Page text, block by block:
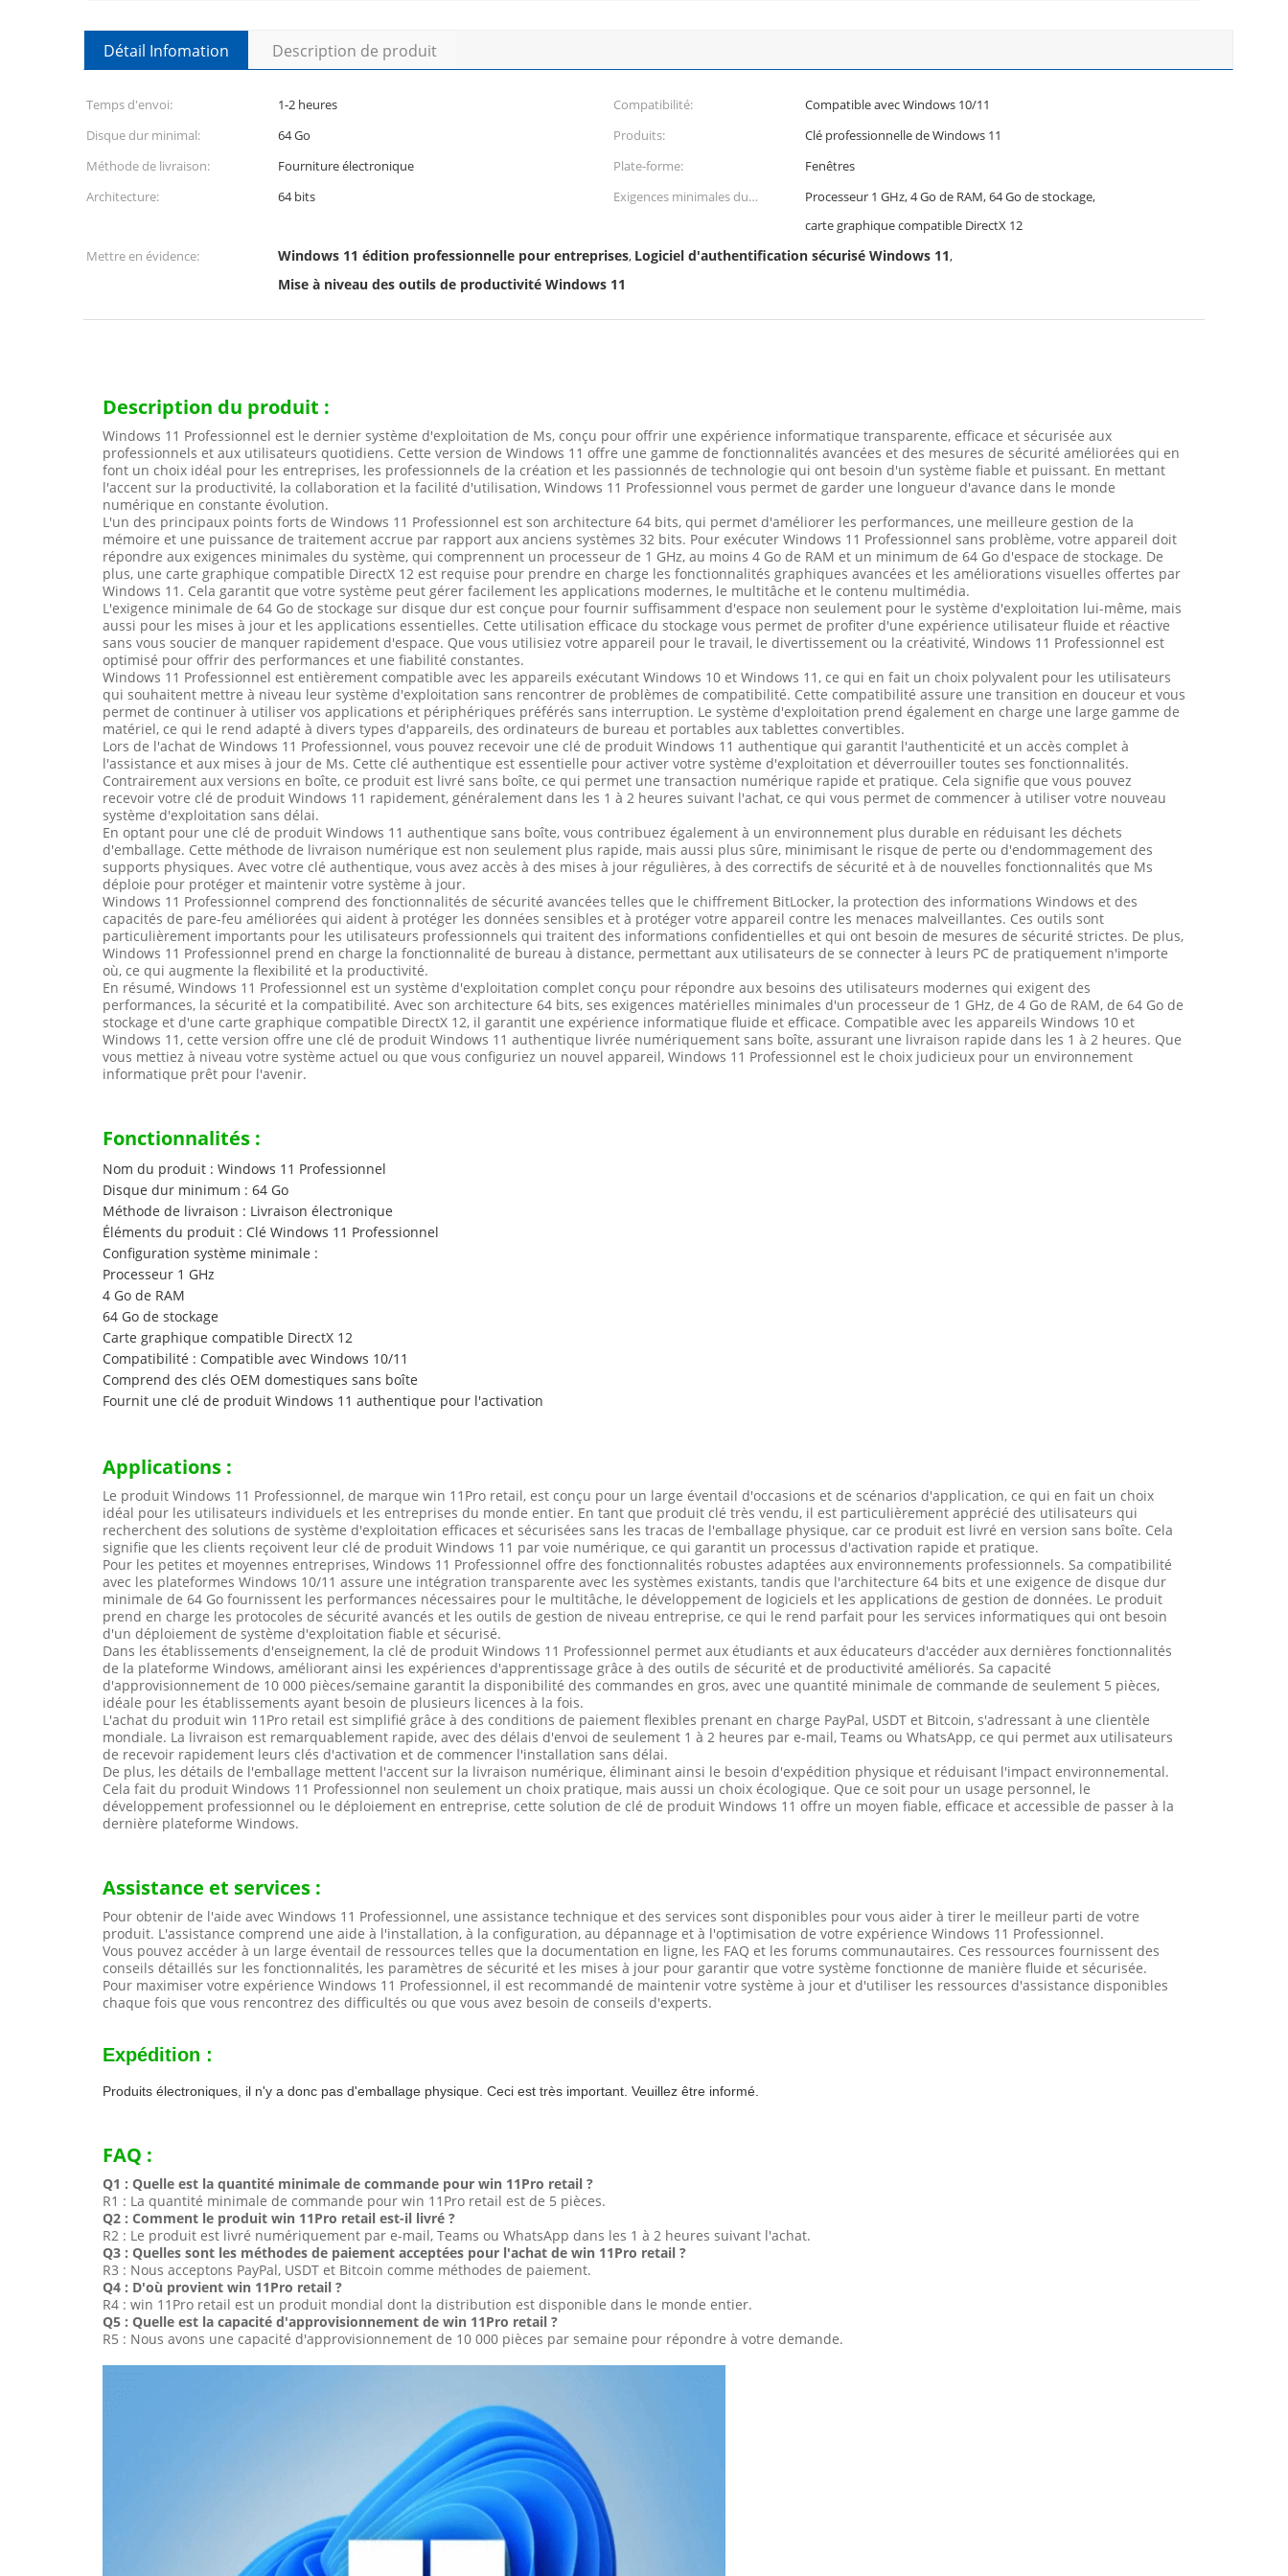
Détail Infomation Description de produit
Temps d'envoi: 1-2 heures Compatibilité:
Compatible avec Windows 10/11
Disque dur minimal:
64 Go Produits:
Clé professionnelle de Windows 11
Méthode de livraison:
Fourniture électronique Plate-forme:
Fenêtres
Architecture:
64 bits
Exigences minimales du
Processeur 1 GHz, 4 Go de RAM, 64 Go de stockage,
carte graphique compatible DirectX 12
Mettre en évidence:
Windows 11 édition professionnelle pour entreprises, Logiciel d'authentification sécurisé Windows 11,
Mise à niveau des outils de productivité Windows 11
Description du produit :
Windows 11 Professionnel est le dernier système d'exploitation de Ms, conçu pour offrir une expérience informatique transparente, efficace et sécurisée aux
professionnels et aux utilisateurs quotidiens. Cette version de Windows 11 offre une gamme de fonctionnalités avancées et des mesures de sécurité améliorées qui en
font un choix idéal pour les entreprises, les professionnels de la création et les passionnés de technologie qui ont besoin d'un système fiable et puissant. En mettant
l'accent sur la productivité, la collaboration et la facilité d'utilisation, Windows 11 Professionnel vous permet de garder une longueur d'avance dans le monde
numérique en constante évolution.
L'un des principaux points forts de Windows 11 Professionnel est son architecture 64 bits, qui permet d'améliorer les performances, une meilleure gestion de la
mémoire et une puissance de traitement accrue par rapport aux anciens systèmes 32 bits. Pour exécuter Windows 11 Professionnel sans problème, votre appareil doit
répondre aux exigences minimales du système, qui comprennent un processeur de 1 GHz, au moins 4 Go de RAM et un minimum de 64 Go d'espace de stockage. De
plus, une carte graphique compatible DirectX 12 est requise pour prendre en charge les fonctionnalités graphiques avancées et les améliorations visuelles offertes par
Windows 11. Cela garantit que votre système peut gérer facilement les applications modernes, le multitâche et le contenu multimédia.
L'exigence minimale de 64 Go de stockage sur disque dur est conçue pour fournir suffisamment d'espace non seulement pour le système d'exploitation lui-même, mais
aussi pour les mises à jour et les applications essentielles. Cette utilisation efficace du stockage vous permet de profiter d'une expérience utilisateur fluide et réactive
sans vous soucier de manquer rapidement d'espace. Que vous utilisiez votre appareil pour le travail, le divertissement ou la créativité, Windows 11 Professionnel est
optimisé pour offrir des performances et une fiabilité constantes.
Windows 11 Professionnel est entièrement compatible avec les appareils exécutant Windows 10 et Windows 11, ce qui en fait un choix polyvalent pour les utilisateurs
qui souhaitent mettre à niveau leur système d'exploitation sans rencontrer de problèmes de compatibilité. Cette compatibilité assure une transition en douceur et vous
permet de continuer à utiliser vos applications et périphériques préférés sans interruption. Le système d'exploitation prend également en charge une large gamme de
matériel, ce qui le rend adapté à divers types d'appareils, des ordinateurs de bureau et portables aux tablettes convertibles.
Lors de l'achat de Windows 11 Professionnel, vous pouvez recevoir une clé de produit Windows 11 authentique qui garantit l'authenticité et un accès complet à
l'assistance et aux mises à jour de Ms. Cette clé authentique est essentielle pour activer votre système d'exploitation et déverrouiller toutes ses fonctionnalités.
Contrairement aux versions en boîte, ce produit est livré sans boîte, ce qui permet une transaction numérique rapide et pratique. Cela signifie que vous pouvez
recevoir votre clé de produit Windows 11 rapidement, généralement dans les 1 à 2 heures suivant l'achat, ce qui vous permet de commencer à utiliser votre nouveau
système d'exploitation sans délai.
En optant pour une clé de produit Windows 11 authentique sans boîte, vous contribuez également à un environnement plus durable en réduisant les déchets
d'emballage. Cette méthode de livraison numérique est non seulement plus rapide, mais aussi plus sûre, minimisant le risque de perte ou d'endommagement des
supports physiques. Avec votre clé authentique, vous avez accès à des mises à jour régulières, à des correctifs de sécurité et à de nouvelles fonctionnalités que Ms
déploie pour protéger et maintenir votre système à jour.
Windows 11 Professionnel comprend des fonctionnalités de sécurité avancées telles que le chiffrement BitLocker, la protection des informations Windows et des
capacités de pare-feu améliorées qui aident à protéger les données sensibles et à protéger votre appareil contre les menaces malveillantes. Ces outils sont
particulièrement importants pour les utilisateurs professionnels qui traitent des informations confidentielles et qui ont besoin de mesures de sécurité strictes. De plus,
Windows 11 Professionnel prend en charge la fonctionnalité de bureau à distance, permettant aux utilisateurs de se connecter à leurs PC de pratiquement n'importe
où, ce qui augmente la flexibilité et la productivité.
En résumé, Windows 11 Professionnel est un système d'exploitation complet conçu pour répondre aux besoins des utilisateurs modernes qui exigent des
performances, la sécurité et la compatibilité. Avec son architecture 64 bits, ses exigences matérielles minimales d'un processeur de 1 GHz, de 4 Go de RAM, de 64 Go de
stockage et d'une carte graphique compatible DirectX 12, il garantit une expérience informatique fluide et efficace. Compatible avec les appareils Windows 10 et
Windows 11, cette version offre une clé de produit Windows 11 authentique livrée numériquement sans boîte, assurant une livraison rapide dans les 1 à 2 heures. Que
vous mettiez à niveau votre système actuel ou que vous configuriez un nouvel appareil, Windows 11 Professionnel est le choix judicieux pour un environnement
informatique prêt pour l'avenir.
Fonctionnalités :
Nom du produit : Windows 11 Professionnel
Disque dur minimum : 64 Go
Méthode de livraison : Livraison électronique
Éléments du produit : Clé Windows 11 Professionnel
Configuration système minimale :
Processeur 1 GHz
4 Go de RAM
64 Go de stockage
Carte graphique compatible DirectX 12
Compatibilité : Compatible avec Windows 10/11
Comprend des clés OEM domestiques sans boîte
Fournit une clé de produit Windows 11 authentique pour l'activation
Applications :
Le produit Windows 11 Professionnel, de marque win 11Pro retail, est conçu pour un large éventail d'occasions et de scénarios d'application, ce qui en fait un choix
idéal pour les utilisateurs individuels et les entreprises du monde entier. En tant que produit clé très vendu, il est particulièrement apprécié des utilisateurs qui
recherchent des solutions de système d'exploitation efficaces et sécurisées sans les tracas de l'emballage physique, car ce produit est livré en version sans boîte. Cela
signifie que les clients reçoivent leur clé de produit Windows 11 par voie numérique, ce qui garantit un processus d'activation rapide et pratique.
Pour les petites et moyennes entreprises, Windows 11 Professionnel offre des fonctionnalités robustes adaptées aux environnements professionnels. Sa compatibilité
avec les plateformes Windows 10/11 assure une intégration transparente avec les systèmes existants, tandis que l'architecture 64 bits et une exigence de disque dur
minimale de 64 Go fournissent les performances nécessaires pour le multitâche, le développement de logiciels et les applications de gestion de données. Le produit
prend en charge les protocoles de sécurité avancés et les outils de gestion de niveau entreprise, ce qui le rend parfait pour les services informatiques qui ont besoin
d'un déploiement de système d'exploitation fiable et sécurisé.
Dans les établissements d'enseignement, la clé de produit Windows 11 Professionnel permet aux étudiants et aux éducateurs d'accéder aux dernières fonctionnalités
de la plateforme Windows, améliorant ainsi les expériences d'apprentissage grâce à des outils de sécurité et de productivité améliorés. Sa capacité
d'approvisionnement de 10 000 pièces/semaine garantit la disponibilité des commandes en gros, avec une quantité minimale de commande de seulement 5 pièces,
idéale pour les établissements ayant besoin de plusieurs licences à la fois.
L'achat du produit win 11Pro retail est simplifié grâce à des conditions de paiement flexibles prenant en charge PayPal, USDT et Bitcoin, s'adressant à une clientèle
mondiale. La livraison est remarquablement rapide, avec des délais d'envoi de seulement 1 à 2 heures par e-mail, Teams ou WhatsApp, ce qui permet aux utilisateurs
de recevoir rapidement leurs clés d'activation et de commencer l'installation sans délai.
De plus, les détails de l'emballage mettent l'accent sur la livraison numérique, éliminant ainsi le besoin d'expédition physique et réduisant l'impact environnemental.
Cela fait du produit Windows 11 Professionnel non seulement un choix pratique, mais aussi un choix écologique. Que ce soit pour un usage personnel, le
développement professionnel ou le déploiement en entreprise, cette solution de clé de produit Windows 11 offre un moyen fiable, efficace et accessible de passer à la
dernière plateforme Windows.
Assistance et services :
Pour obtenir de l'aide avec Windows 11 Professionnel, une assistance technique et des services sont disponibles pour vous aider à tirer le meilleur parti de votre
produit. L'assistance comprend une aide à l'installation, à la configuration, au dépannage et à l'optimisation de votre expérience Windows 11 Professionnel.
Vous pouvez accéder à un large éventail de ressources telles que la documentation en ligne, les FAQ et les forums communautaires. Ces ressources fournissent des
conseils détaillés sur les fonctionnalités, les paramètres de sécurité et les mises à jour pour garantir que votre système fonctionne de manière fluide et sécurisée.
Pour maximiser votre expérience Windows 11 Professionnel, il est recommandé de maintenir votre système à jour et d'utiliser les ressources d'assistance disponibles
chaque fois que vous rencontrez des difficultés ou que vous avez besoin de conseils d'experts.
Expédition :
Produits électroniques, il n'y a donc pas d'emballage physique. Ceci est très important. Veuillez être informé.
FAQ :
Q1 : Quelle est la quantité minimale de commande pour win 11Pro retail ?
R1 : La quantité minimale de commande pour win 11Pro retail est de 5 pièces.
Q2 : Comment le produit win 11Pro retail est-il livré ?
R2 : Le produit est livré numériquement par e-mail, Teams ou WhatsApp dans les 1 à 2 heures suivant l'achat.
Q3 : Quelles sont les méthodes de paiement acceptées pour l'achat de win 11Pro retail ?
R3 : Nous acceptons PayPal, USDT et Bitcoin comme méthodes de paiement.
Q4 : D'où provient win 11Pro retail ?
R4 : win 11Pro retail est un produit mondial dont la distribution est disponible dans le monde entier.
Q5 : Quelle est la capacité d'approvisionnement de win 11Pro retail ?
R5 : Nous avons une capacité d'approvisionnement de 10 000 pièces par semaine pour répondre à votre demande.